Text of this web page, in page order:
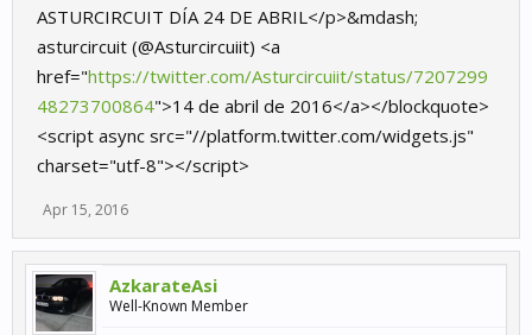
ASTURCIRCUIT DÍA 24 DE ABRIL</p>&mdash;
asturcircuit (@Asturcircuiit) <a
href="https://twitter.com/Asturcircuiit/status/7207299
48273700864">14 de abril de 2016</a></blockquote>
<script async src="//platform.twitter.com/widgets.js"
charset="utf-8"></script>
Apr 15, 2016
AzkarateAsi
Well-Known Member